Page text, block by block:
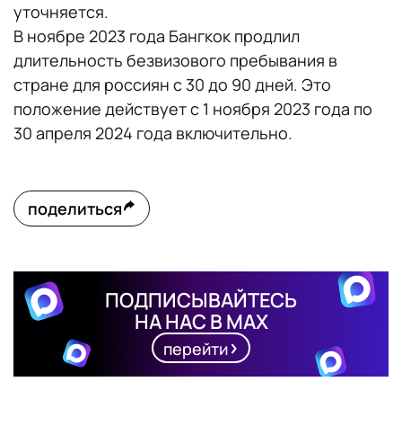
уточняется.
В ноябре 2023 года Бангкок продлил
длительность безвизового пребывания в
стране для россиян с 30 до 90 дней. Это
положение действует с 1 ноября 2023 года по
30 апреля 2024 года включительно.
поделиться
ПОДПИСЫВАЙТЕСЬ
НА НАС В MAX
перейти